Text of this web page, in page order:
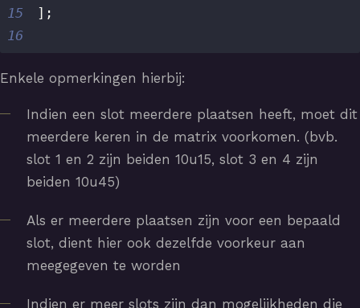
15
] ;
16
Enkele opmerkingen hierbij:
Indien een slot meerdere plaatsen heeft, moet dit
meerdere keren in de matrix voorkomen. (bvb.
slot 1 en 2 zijn beiden 10u15, slot 3 en 4 zijn
beiden 10u45)
Als er meerdere plaatsen zijn voor een bepaald
slot, dient hier ook dezelfde voorkeur aan
meegegeven te worden
Indien er meer slots zijn dan mogelijkheden die